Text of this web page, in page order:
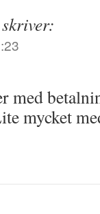
skriver:
med
mycket